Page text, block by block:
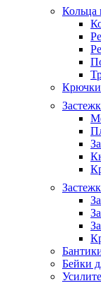
Кольца
Крючки
Бейки